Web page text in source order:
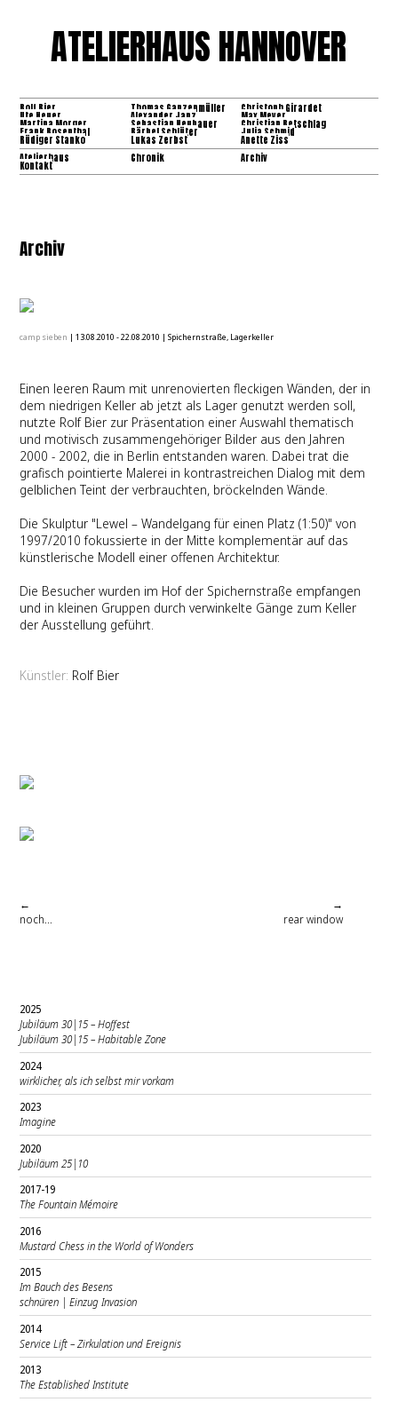
ATELIERHAUS HANNOVER
Rolf Bier Thomas Ganzenmüller Christoph Girardet
Ute Heuer Alexander Janz Max Meyer
Martina Morger Sebastian Neubauer Christian Retschlag
Frank Rosenthal Bärbel Schlüter Julia Schmid
Rüdiger Stanko Lukas Zerbst
Anette Ziss
Atelierhaus
Chronik Archiv
Kontakt
Archiv
camp sieben |13.08.2010 - 22.08.2010 |Spichernstraße, Lagerkeller
Einen leeren Raum mit unrenovierten fleckigen Wänden, der in
dem niedrigen Keller ab jetzt als Lager genutzt werden soll,
nutzte Rolf Bier zur Präsentation einer Auswahl thematisch
und motivisch zusammengehöriger Bilder aus den Jahren
2000 - 2002, die in Berlin entstanden waren. Dabei trat die
grafisch pointierte Malerei in kontrastreichen Dialog mit dem
gelblichen Teint der verbrauchten, bröckelnden Wände.
Die Skulptur "Lewel – Wandelgang für einen Platz (1:50)" von
1997/2010 fokussierte in der Mitte komplementär auf das
künstlerische Modell einer offenen Architektur.
Die Besucher wurden im Hof der Spichernstraße empfangen
und in kleinen Gruppen durch verwinkelte Gänge zum Keller
der Ausstellung geführt.
Künstler: Rolf Bier
←
noch...
→
rear window
2025
Jubiläum 30|15 – Hoffest
Jubiläum 30|15 – Habitable Zone
2024
wirklicher, als ich selbst mir vorkam
2023
Imagine
2020
Jubiläum 25|10
2017-19
The Fountain Mémoire
2016
Mustard Chess in the World of Wonders
2015
Im Bauch des Besens
schnüren | Einzug Invasion
2014
Service Lift – Zirkulation und Ereignis
2013
The Established Institute